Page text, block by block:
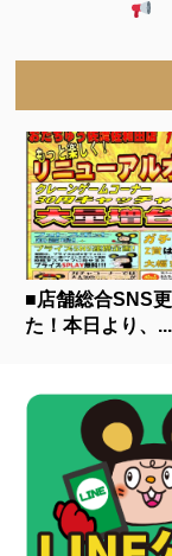
■店舗総合SNS
た！本日より、...